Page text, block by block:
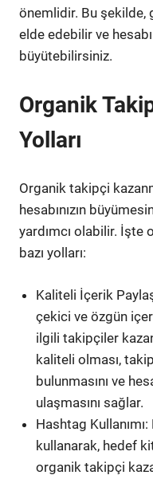
önemlidir. Bu
elde edebilir ve
büyütebilirsiniz.
Organik
Yolları
Organik takipçi
hesabınızın
yardımcı olabilir. İşte
bazı yolları:
Kaliteli İçerik
çekici ve özgün
ilgili takipçiler
kaliteli olması,
bulunmasını ve
ulaşmasını sağlar.
Hashtag
kullanarak, hedef
organik takipçi